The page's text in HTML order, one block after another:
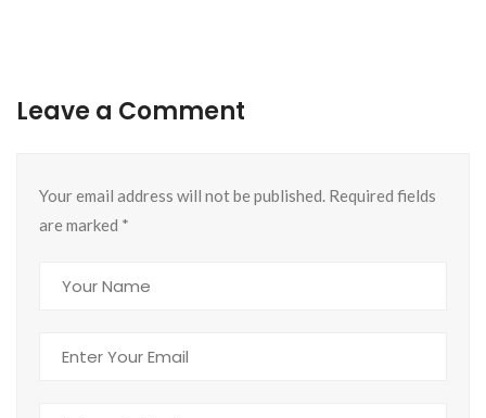
Leave a Comment
Your email address will not be published. Required fields
are marked *